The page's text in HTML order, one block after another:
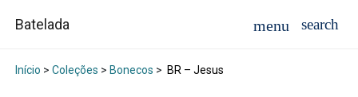
Batelada
Início > Coleções > Bonecos > BR – Jesus